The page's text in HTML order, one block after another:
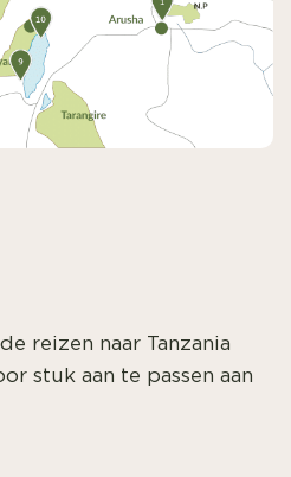
reizen naar Tanzania
stuk aan te passen aan